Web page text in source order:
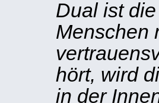
Dual ist
Menschen
hört, wird
in der